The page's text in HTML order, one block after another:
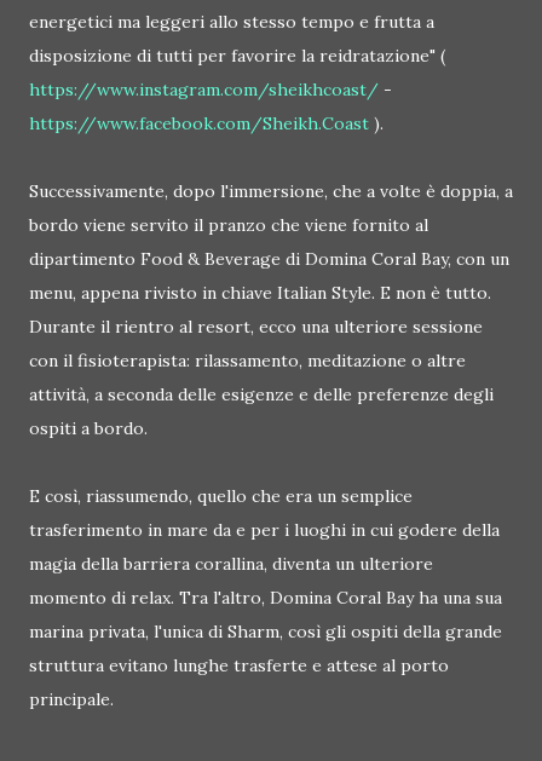
energetici ma leggeri allo stesso tempo e frutta a
disposizione di tutti per favorire la reidratazione" (
https://www.instagram.com/sheikhcoast/ -
https://www.facebook.com/Sheikh.Coast ).
Successivamente, dopo l'immersione, che a volte è doppia, a
bordo viene servito il pranzo che viene fornito al
dipartimento Food & Beverage di Domina Coral Bay, con un
menu, appena rivisto in chiave Italian Style. E non è tutto.
Durante il rientro al resort, ecco una ulteriore sessione
con il fisioterapista: rilassamento, meditazione o altre
attività, a seconda delle esigenze e delle preferenze degli
ospiti a bordo.
E così, riassumendo, quello che era un semplice
trasferimento in mare da e per i luoghi in cui godere della
magia della barriera corallina, diventa un ulteriore
momento di relax. Tra l'altro, Domina Coral Bay ha una sua
marina privata, l'unica di Sharm, così gli ospiti della grande
struttura evitano lunghe trasferte e attese al porto
principale.